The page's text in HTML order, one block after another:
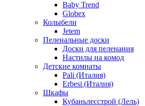
Baby Trend
Globex
Колыбели
Jetem
Пеленальные доски
Доски для пеленания
Настилы на комод
Детские комнаты
Pali (Италия)
Erbesi (Италия)
Шкафы
Кубаньлесстрой (Лель)